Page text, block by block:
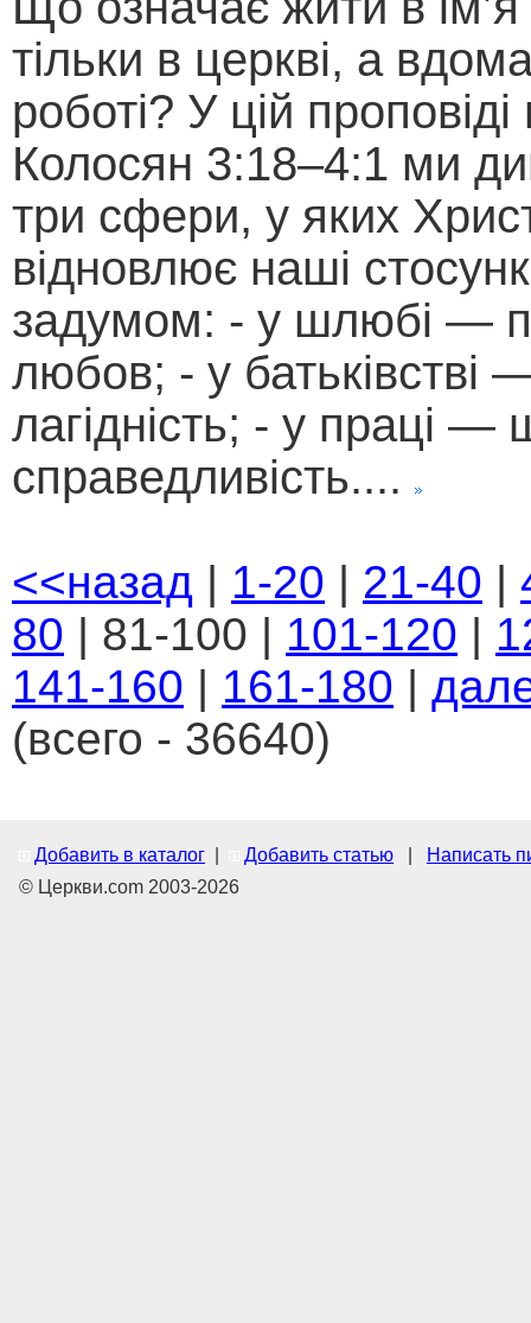
тільки в церкві, а
роботі? У цій проповіді
Колосян 3:18–4:1 ми
три сфери, у яких
відновлює наші
задумом: - у шлюбі —
любов; - у батьківстві
лагідність; - у праці —
справедливість....
<<назад | 1-20 | 21-40 |
80 | 81-100 | 101-120 |
141-160 | 161-180 |
(всего - 36640)
Добавить в каталог Добавить статью
Написать
© Церкви.com 2003-2026